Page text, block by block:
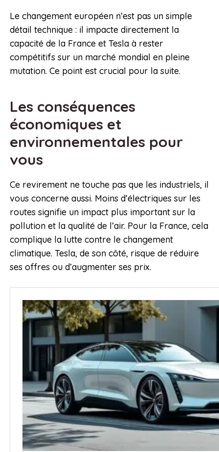
Le changement européen n’est pas un simple
détail technique : il impacte directement la
capacité de la France et Tesla à rester
compétitifs sur un marché mondial en pleine
mutation. Ce point est crucial pour la suite.
Les conséquences
économiques et
environnementales pour
vous
Ce revirement ne touche pas que les industriels, il
vous concerne aussi. Moins d’électriques sur les
routes signifie un impact plus important sur la
pollution et la qualité de l’air. Pour la France, cela
complique la lutte contre le changement
climatique. Tesla, de son côté, risque de réduire
ses offres ou d’augmenter ses prix.